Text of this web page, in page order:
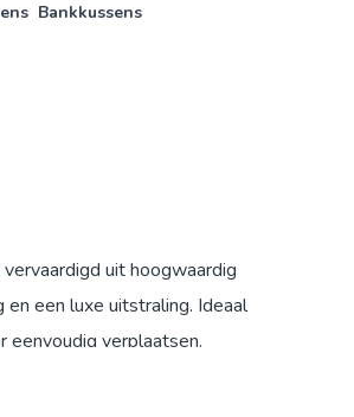
Bankkussens
uit hoogwaardig
een luxe uitstraling. Ideaal
eenvoudig verplaatsen.